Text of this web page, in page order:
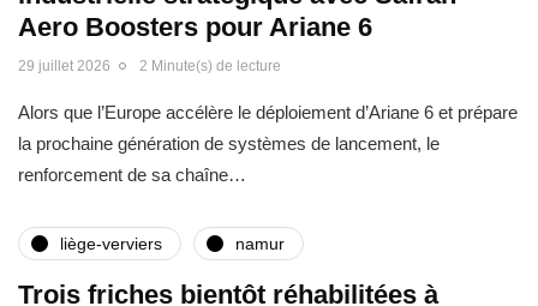
Aero Boosters pour Ariane 6
29 juillet 2026 2 Minute(s) de lecture
Alors que l’Europe accélère le déploiement d’Ariane 6 et prépare
la prochaine génération de systèmes de lancement, le
renforcement de sa chaîne…
liège-verviers namur
Trois friches bientôt réhabilitées à